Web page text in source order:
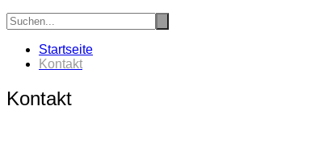
Startseite
Kontakt
Kontakt